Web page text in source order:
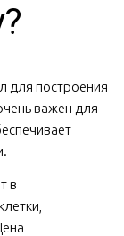
для построения
важен для
в